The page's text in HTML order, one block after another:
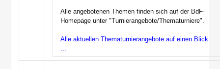
Alle angebotenen Themen finden sich auf der BdF-
Homepage unter "Turnierangebote/Thematurniere".
Alle aktuellen Thematurnierangebote auf einen Blick
...